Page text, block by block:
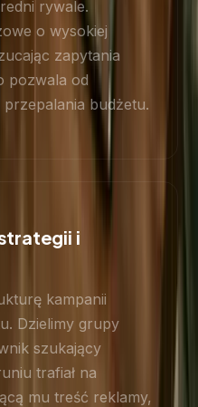
rywale.
o wysokiej
zapytania
pozwala od
budżetu.
i
kampanii
Dzielimy grupy
szukający
trafiał na
mu treść reklamy,